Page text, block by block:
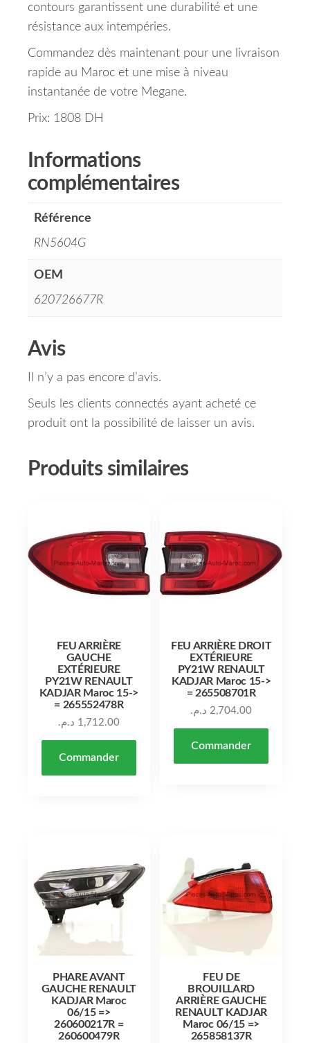
contours garantissent une durabilité et une
résistance aux intempéries.
Commandez dès maintenant pour une livraison
rapide au Maroc et une mise à niveau
instantanée de votre Megane.
Prix: 1808 DH
Informations
complémentaires
Référence
RN5604G
OEM
620726677R
Avis
Il n’y a pas encore d’avis.
Seuls les clients connectés ayant acheté ce
produit ont la possibilité de laisser un avis.
Produits similaires
FEU ARRIÈRE
GAUCHE
EXTÉRIEURE
PY21W RENAULT
KADJAR Maroc 15->
= 265552478R
1,712.00 د.م.
Commander
FEU ARRIÈRE DROIT
EXTÉRIEURE
PY21W RENAULT
KADJAR Maroc 15->
= 265508701R
2,704.00 د.م.
Commander
PHARE AVANT
GAUCHE RENAULT
KADJAR Maroc
06/15 =>
260600217R =
260600479R
FEU DE
BROUILLARD
ARRIÈRE GAUCHE
RENAULT KADJAR
Maroc 06/15 =>
265858137R